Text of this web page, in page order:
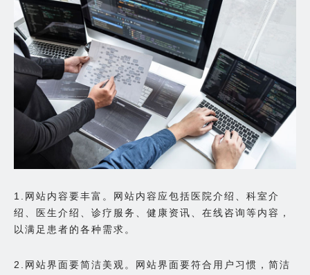
1.网站内容要丰富。网站内容应包括医院介绍、科室介
绍、医生介绍、诊疗服务、健康资讯、在线咨询等内容，
以满足患者的各种需求。
2.网站界面要简洁美观。网站界面要符合用户习惯，简洁